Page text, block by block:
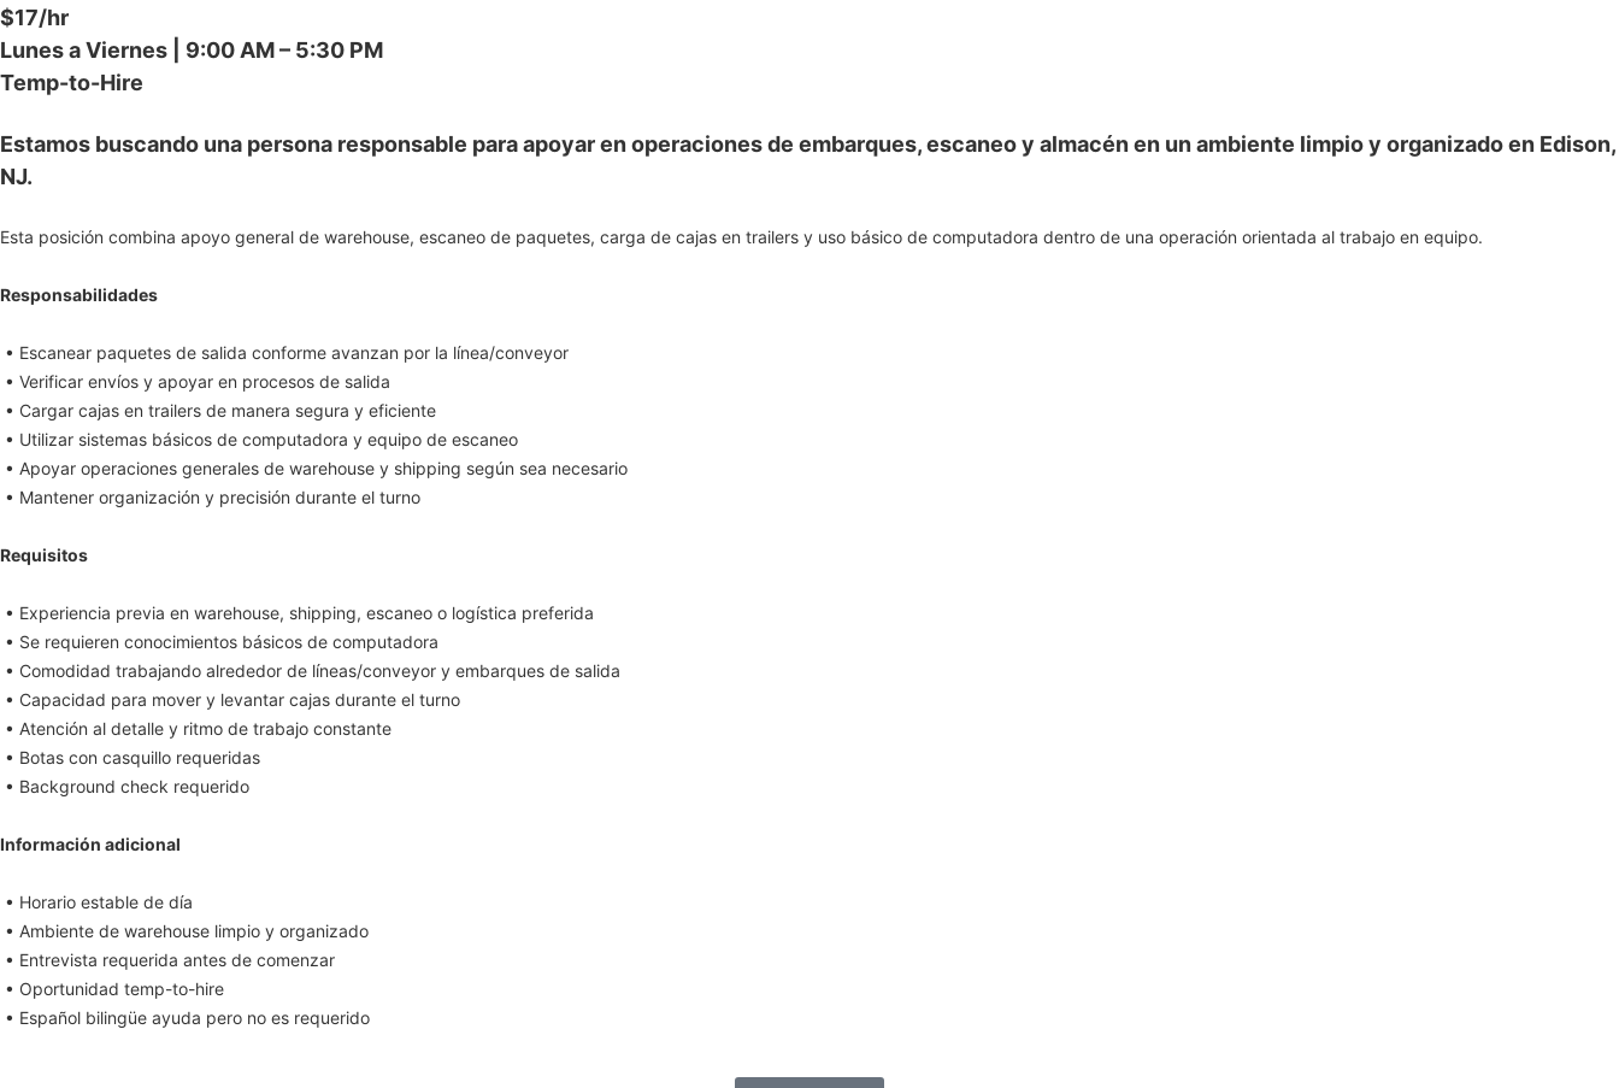
$17/hr
Lunes a Viernes | 9:00 AM – 5:30 PM
Temp-to-Hire
Estamos buscando una persona responsable para apoyar en operaciones de embarques, escaneo y almacén en un ambiente limpio y organizado en Edison,
NJ.
Esta posición combina apoyo general de warehouse, escaneo de paquetes, carga de cajas en trailers y uso básico de computadora dentro de una operación orientada al trabajo en equipo.
Responsabilidades
• Escanear paquetes de salida conforme avanzan por la línea/conveyor
• Verificar envíos y apoyar en procesos de salida
• Cargar cajas en trailers de manera segura y eficiente
• Utilizar sistemas básicos de computadora y equipo de escaneo
• Apoyar operaciones generales de warehouse y shipping según sea necesario
• Mantener organización y precisión durante el turno
Requisitos
• Experiencia previa en warehouse, shipping, escaneo o logística preferida
• Se requieren conocimientos básicos de computadora
• Comodidad trabajando alrededor de líneas/conveyor y embarques de salida
• Capacidad para mover y levantar cajas durante el turno
• Atención al detalle y ritmo de trabajo constante
• Botas con casquillo requeridas
• Background check requerido
Información adicional
• Horario estable de día
• Ambiente de warehouse limpio y organizado
• Entrevista requerida antes de comenzar
• Oportunidad temp-to-hire
• Español bilingüe ayuda pero no es requerido